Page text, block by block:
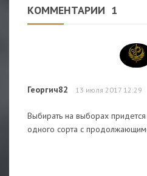
КОММЕНТАРИИ 1
Георгич82 13 июля 2017 12:29
Выбирать на выборах
одного сорта с